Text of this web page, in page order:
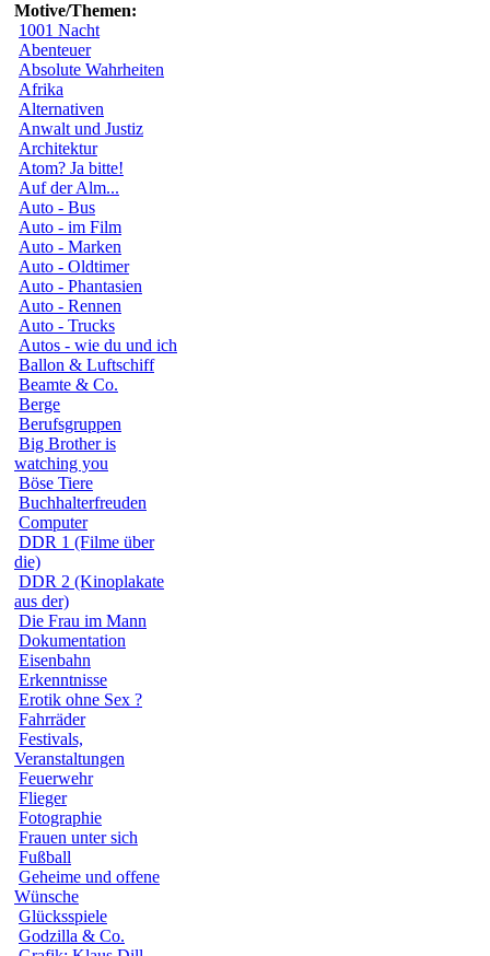
Motive/Themen:
1001 Nacht
Abenteuer
Absolute Wahrheiten
Afrika
Alternativen
Anwalt und Justiz
Architektur
Atom? Ja bitte!
Auf der Alm...
Auto - Bus
Auto - im Film
Auto - Marken
Auto - Oldtimer
Auto - Phantasien
Auto - Rennen
Auto - Trucks
Autos - wie du und ich
Ballon & Luftschiff
Beamte & Co.
Berge
Berufsgruppen
Big Brother is
watching you
Böse Tiere
Buchhalterfreuden
Computer
DDR 1 (Filme über
die)
DDR 2 (Kinoplakate
aus der)
Die Frau im Mann
Dokumentation
Eisenbahn
Erkenntnisse
Erotik ohne Sex ?
Fahrräder
Festivals,
Veranstaltungen
Feuerwehr
Flieger
Fotographie
Frauen unter sich
Fußball
Geheime und offene
Wünsche
Glücksspiele
Godzilla & Co.